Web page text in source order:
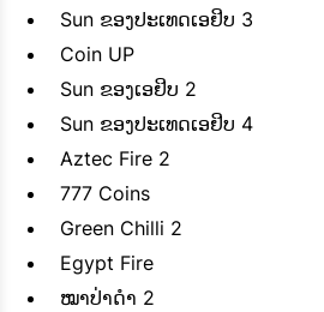
Sun ຂອງປະເທດເອຢິບ 3
Coin UP
Sun ​ຂອງ​ເອ​ຢິບ 2
Sun ຂອງປະເທດເອຢິບ 4
Aztec Fire 2
777 Coins
Green Chilli 2
Egypt Fire
ໝາປ່າດຳ 2